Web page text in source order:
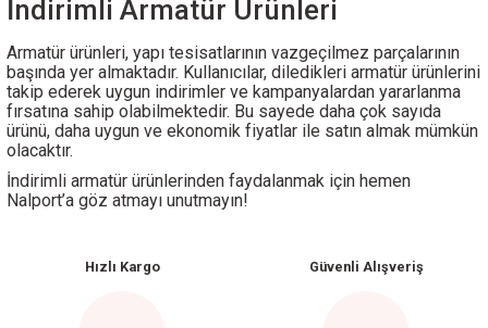
İndirimli Armatür Ürünleri
Armatür ürünleri, yapı tesisatlarının vazgeçilmez parçalarının
başında yer almaktadır. Kullanıcılar, diledikleri armatür ürünlerini
takip ederek uygun indirimler ve kampanyalardan yararlanma
fırsatına sahip olabilmektedir. Bu sayede daha çok sayıda
ürünü, daha uygun ve ekonomik fiyatlar ile satın almak mümkün
olacaktır.
İndirimli armatür ürünlerinden faydalanmak için hemen
Nalport’a göz atmayı unutmayın!
Hızlı Kargo Güvenli Alışveriş